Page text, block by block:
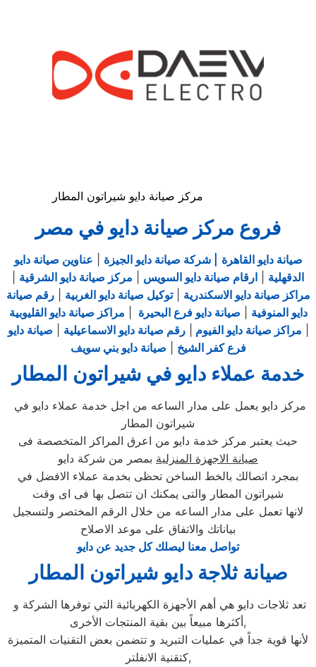
مركز صيانة دايو شيراتون المطار
فروع مركز صيانة دايو في مصر
صيانة دايو القاهرة | شركة صيانة دايو الجيزة
عناوين صيانة دايو
الدقهلية
ارقام صيانة دايو السويس مركز صيانة دايو الشرقية
مراكز صيانة دايو الاسكندرية |توكيل صيانة دايو الغربية |رقم صيانة
دايو المنوفية
صيانة دايو فرع البحيرة
مراكز صيانة دايو القليوبية
مراكز صيانة دايو الفيوم |رقم صيانة دايو الاسماعيلية
صيانة دايو
فرع كفر الشيخ
صيانة دايو بني سويف
خدمة عملاء دايو في شيراتون المطار
شيراتون المطار
حيث يعتبر مركز خدمة دايو من اعرق المراكز المتخصصة فى
صيانة الاجهزة المنزلية بمصر من شركة دايو
بمجرد اتصالك بالخط الساخن تحظى بخدمة عملاء الافضل في
شيراتون المطار والتى يمكنك ان تتصل بها فى اى وقت
لانها تعمل على مدار الساعه من خلال الرقم المختصر ولتسجيل
بياناتك والاتفاق على موعد الاصلاح
تواصل معنا ليصلك كل جديد عن دايو
صيانة ثلاجة دايو شيراتون المطار
أكثرها مبيعاً بين بقية المنتجات الأخرى,
لأنها قوية جداً في عمليات التبريد و تتضمن بعض التقنيات المتميزة
كتقنية الانفلتر,